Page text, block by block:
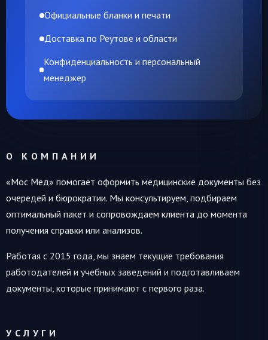
Официальные бланки и печати
Доставка по Реутове и области
Конфиденциальность и персональный
менеджер
О КОМПАНИИ
«Мос Мед» помогает оформить медицинские документы без
очередей и бюрократии. Мы консультируем, подбираем
оптимальный пакет и сопровождаем клиента до момента
получения справки или анализов.
Работая с 2015 года, мы знаем текущие требования
работодателей и учебных заведений и подготавливаем
документы, которые принимают с первого раза.
УСЛУГИ